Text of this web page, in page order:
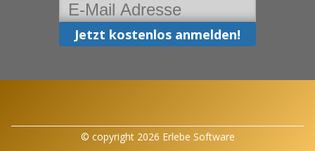
© copyright 2026 Erlebe Software